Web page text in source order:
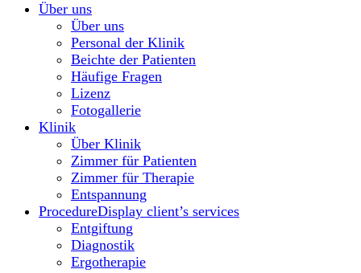
Über uns
Über uns
Personal der Klinik
Beichte der Patienten
Häufige Fragen
Lizenz
Fotogallerie
Klinik
Über Klinik
Zimmer für Patienten
Zimmer für Therapie
Entspannung
ProcedureDisplay client’s services
Entgiftung
Diagnostik
Ergotherapie